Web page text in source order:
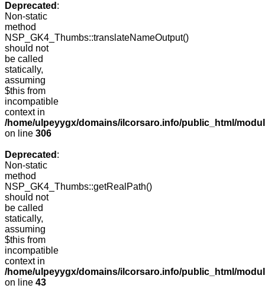
Deprecated :
Non-static
method
NSP_GK4_Thumbs::translateNameOutput()
should not
be called
statically,
assuming
$this from
incompatible
context in
/home/ulpeyygx/domains/ilcorsaro.info/public_html/
on line 306
Deprecated :
Non-static
method
NSP_GK4_Thumbs::getRealPath()
should not
be called
statically,
assuming
$this from
incompatible
context in
/home/ulpeyygx/domains/ilcorsaro.info/public_html/
on line 43